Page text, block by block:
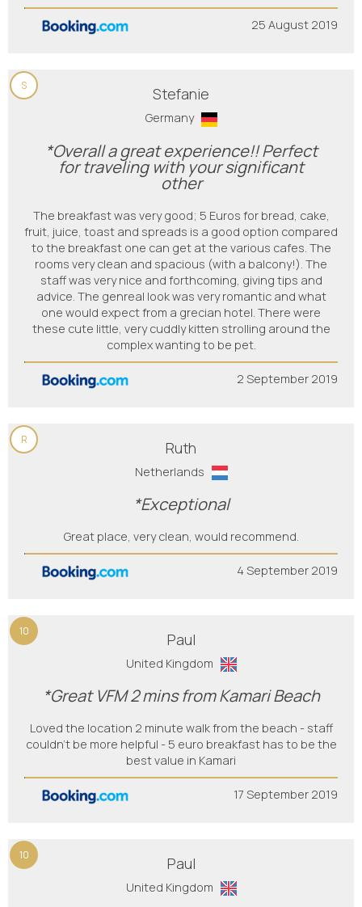
25 August 2019
S Stefanie
Germany
*Overall a great experience!! Perfect
for traveling with your significant
other
The breakfast was very good; 5 Euros for bread, cake,
fruit, juice, toast and spreads is a good option compared
to the breakfast one can get at the various cafes. The
rooms very clean and spacious (with a balcony!). The
staff was very nice and forthcoming, giving tips and
advice. The genreal look was very romantic and what
one would expect from a grecian hotel. There were
these cute little, very cuddly kitten strolling around the
complex wanting to be pet.
2 September 2019
R Ruth
Netherlands
*Exceptional
Great place, very clean, would recommend.
4 September 2019
10 Paul
United Kingdom
*Great VFM 2 mins from Kamari Beach
Loved the location 2 minute walk from the beach - staff
couldn’t be more helpful - 5 euro breakfast has to be the
best value in Kamari
17 September 2019
10 Paul
United Kingdom